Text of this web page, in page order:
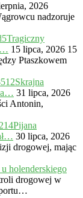
2026
nadzoruje
Tragiczny
15 lipca, 2026 15
Ptaszkowem
Skrajna
31 lipca, 2026
Antonin,
Pijana
30 lipca, 2026
drogowej, mając
holenderskiego
drogowej w